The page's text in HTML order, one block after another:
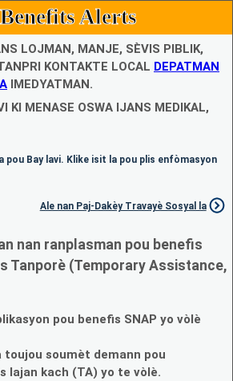
Alerts
LOJMAN, MANJE, SÈVIS PIBLIK,
KONTAKTE LOCAL DEPATMAN
IMEDYATMAN.
KI MENASE OSWA IJANS MEDIKAL,
pou Bay lavi. Klike isit la pou plis enfòmasyon
Ale nan Paj-Dakèy Travayè Sosyal la
nan ranplasman pou benefis
Tanporè (Temporary Assistance,
pou benefis SNAP yo vòlè
toujou soumèt demann pou
lajan kach (TA) yo te vòlè.